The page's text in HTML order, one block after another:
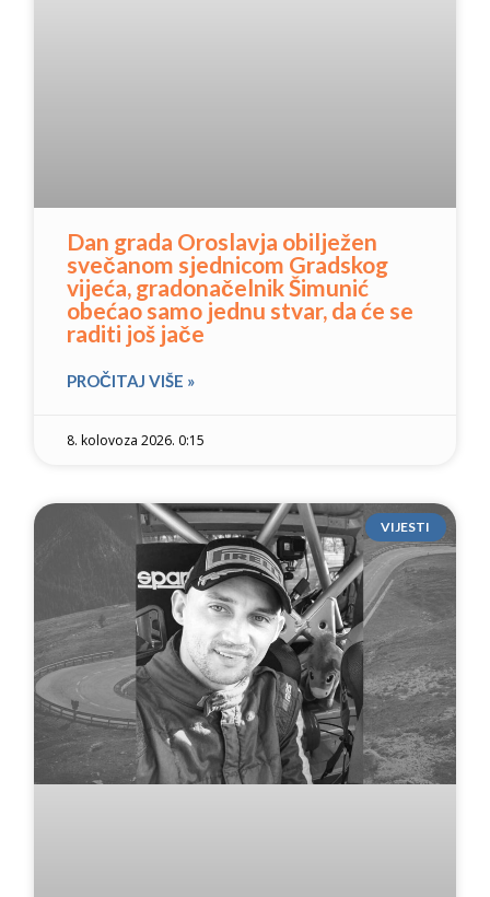
Dan grada Oroslavja obilježen
svečanom sjednicom Gradskog
vijeća, gradonačelnik Šimunić
obećao samo jednu stvar, da će se
raditi još jače
PROČITAJ VIŠE »
8. kolovoza 2026. 0:15
VIJESTI